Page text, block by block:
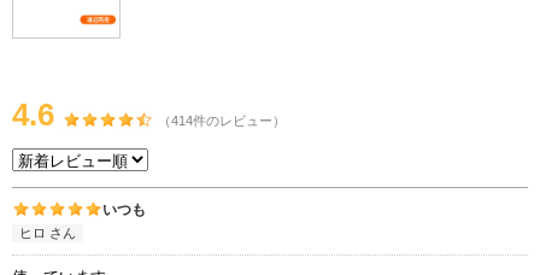
4.6 （414件のレビュー）
いつも
ヒロ さん